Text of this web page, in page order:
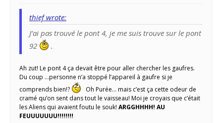
thief wrote:
J’ai pas trouvé le pont 4, je me suis trouve sur le pont
92
.
Ah zut! Le pont 4 ça devait être pour aller chercher les gaufres.
Du coup …personne n’a stoppé l’appareil à gaufre si je
comprends bien!?
Oh Purée… mais c’est ça cette odeur de
cramé qu’on sent dans tout le vaisseau! Moi je croyais que c’était
les Aliens qui avaient foutu le souk! ARGGHHHH! AU
FEUUUUUUU!!!!!!!!